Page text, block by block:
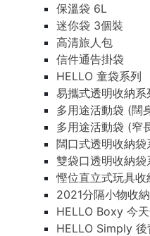
保溫袋 6L
迷你袋 3個裝
高清旅人包
信件通告掛袋
HELLO 童袋系列
易攜式透明收納系
多用途活動袋 (闊
多用途活動袋 (窄
闊口式透明收納袋
雙袋口透明收納袋
慳位直立式玩具收
2021分隔小物收
HELLO Boxy 今
HELLO Simply 後